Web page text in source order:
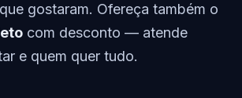
gostaram. Ofereça também o
com desconto — atende
e quem quer tudo.